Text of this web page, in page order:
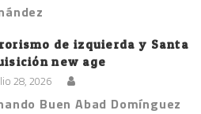
de izquierda y Santa
new age
28, 2026
Buen Abad Domínguez